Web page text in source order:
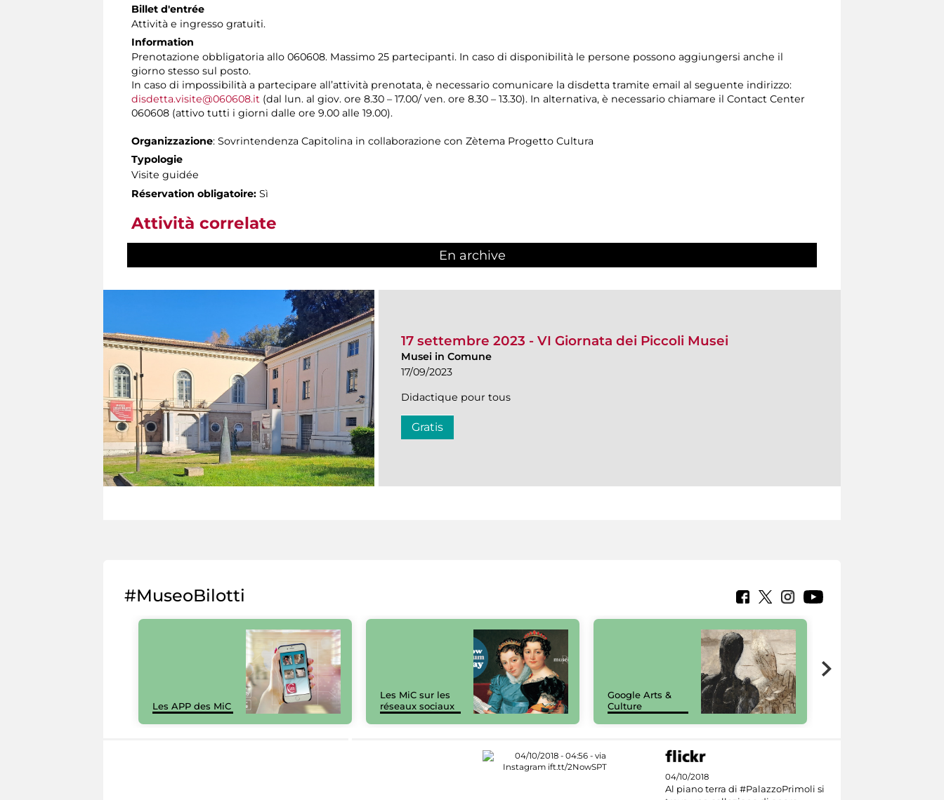
Billet d'entrée
Attività e ingresso gratuiti.
Information
Prenotazione obbligatoria allo 060608. Massimo 25 partecipanti. In caso di disponibilità le persone possono aggiungersi anche il
giorno stesso sul posto.
In caso di impossibilità a partecipare all’attività prenotata, è necessario comunicare la disdetta tramite email al seguente indirizzo:
disdetta.visite@060608.it (dal lun. al giov. ore 8.30 – 17.00/ ven. ore 8.30 – 13.30). In alternativa, è necessario chiamare il Contact Center
060608 (attivo tutti i giorni dalle ore 9.00 alle 19.00).
Organizzazione: Sovrintendenza Capitolina in collaborazione con Zètema Progetto Cultura
Typologie
Visite guidée
Réservation obligatoire: Sì
Attività correlate
En archive
17 settembre 2023 - VI Giornata dei Piccoli Musei
Musei in Comune
17/09/2023
Didactique pour tous
Gratis
#MuseoBilotti
Les APP des MiC
Les MiC sur les
réseaux sociaux
Google Arts &
Culture
04/10/2018
Al piano terra di #PalazzoPrimoli si